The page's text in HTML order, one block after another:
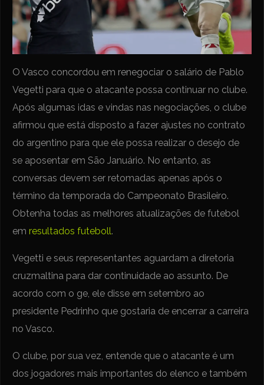
O Vasco concordou em renegociar o salário de Pablo
Vegetti para que o atacante possa continuar no clube.
Após algumas idas e vindas nas negociações, o clube
afirmou que está disposto a fazer ajustes no contrato
do argentino para que ele possa realizar o desejo de
se aposentar em São Januário. No entanto, as
conversas devem ser retomadas apenas após o
término da temporada do Campeonato Brasileiro.
Obtenha todas as melhores atualizações de futebol
emresultados futeboll.
Vegetti e seus representantes aguardam a diretoria
cruzmaltina para dar continuidade ao assunto. De
acordo com o ge, ele disse em setembro ao
presidente Pedrinho que gostaria de encerrar a carreira
no Vasco.
O clube, por sua vez, entende que o atacante é um
dos jogadores mais importantes do elenco e também